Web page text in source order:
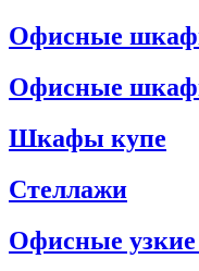
Офисные
Офисные
Шкафы купе
Стеллажи
Офисные узкие